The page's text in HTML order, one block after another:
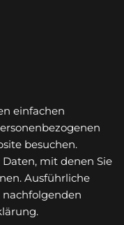
einfachen
besuchen.
mit denen Sie
Ausführliche